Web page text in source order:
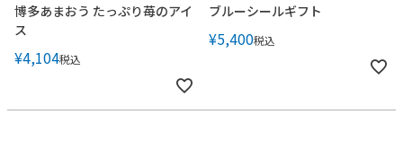
博多あまおう たっぷり苺のアイ
ス
¥4,104税込
ブルーシールギフト
¥5,400税込